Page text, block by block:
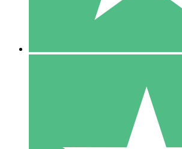
10 Descargas
20 00